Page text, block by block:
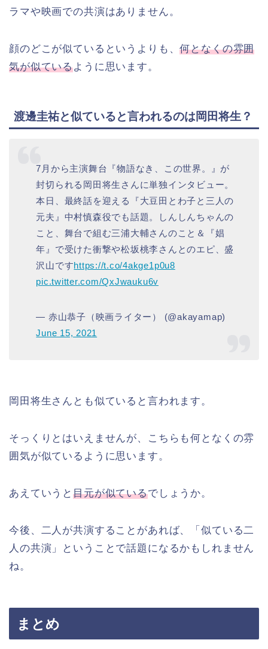
ラマや映画での共演はありません。
顔のどこが似ているというよりも、何となくの雰囲
気が似ているように思います。
渡邊圭祐と似ていると言われるのは岡田将生？
7月から主演舞台『物語なき、この世界。』が
封切られる岡田将生さんに単独インタビュー。
本日、最終話を迎える『大豆田とわ子と三人の
元夫』中村慎森役でも話題。しんしんちゃんの
こと、舞台で組む三浦大輔さんのこと＆『娼
年』で受けた衝撃や松坂桃李さんとのエピ、盛
沢山ですhttps://t.co/4akge1p0u8
pic.twitter.com/QxJwauku6v
— 赤山恭子（映画ライター） (@akayamap)
June 15, 2021
岡田将生さんとも似ていると言われます。
そっくりとはいえませんが、こちらも何となくの雰
囲気が似ているように思います。
あえていうと目元が似ているでしょうか。
今後、二人が共演することがあれば、「似ている二
人の共演」ということで話題になるかもしれません
ね。
まとめ